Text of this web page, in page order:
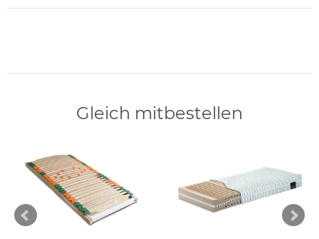
Gleich mitbestellen